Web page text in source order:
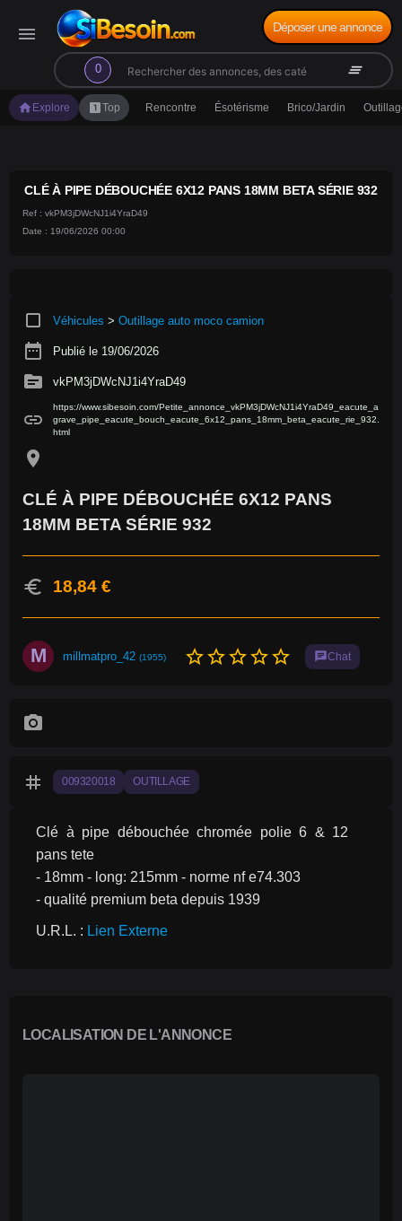
menu
0
search clear_all
Déposer une annonce
home Explore looks_oneTop Rencontre Ésotérisme Brico/Jardin
CLÉ À PIPE DÉBOUCHÉE 6X12 PANS 18MM BETA SÉRIE 932
Ref : vkPM3jDWcNJ1i4YraD49
Date : 19/06/2026 00:00
crop_square Véhicules > Outillage auto moco camion
date_range Publié le 19/06/2026
source vkPM3jDWcNJ1i4YraD49
link
https://www.sibesoin.com/Petite_annonce_vkPM3jDWcNJ1i4YraD49_eacute_a
grave_pipe_eacute_bouch_eacute_6x12_pans_18mm_beta_eacute_rie_932.
html
location_on
CLÉ À PIPE DÉBOUCHÉE 6X12 PANS
18MM BETA SÉRIE 932
euro 18,84 €
M millmatpro_42 (1955) star_borderstar_borderstar_borderstar_borderstar_border chatChat
photo_camera
tag 009320018 OUTILLAGE
Clé à pipe débouchée chromée polie 6 & 12
pans tete
- 18mm - long: 215mm - norme nf e74.303
- qualité premium beta depuis 1939
U.R.L. : Lien Externe
LOCALISATION DE L'ANNONCE